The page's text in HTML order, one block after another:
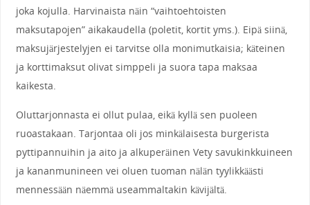
joka kojulla. Harvinaista näin “vaihtoehtoisten
maksutapojen” aikakaudella (poletit, kortit yms.). Eipä siinä,
maksujärjestelyjen ei tarvitse olla monimutkaisia; käteinen
ja korttimaksut olivat simppeli ja suora tapa maksaa
kaikesta.
Oluttarjonnasta ei ollut pulaa, eikä kyllä sen puoleen
ruoastakaan. Tarjontaa oli jos minkälaisesta burgerista
pyttipannuihin ja aito ja alkuperäinen Vety savukinkkuineen
ja kananmunineen vei oluen tuoman nälän tyylikkäästi
mennessään näemmä useammaltakin kävijältä.